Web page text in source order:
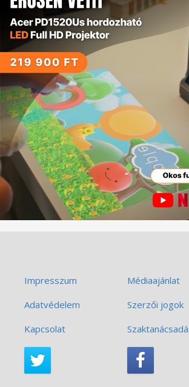
Impresszum
Médiaajánlat
Adatvédelem
Szerzői jogok
Kapcsolat